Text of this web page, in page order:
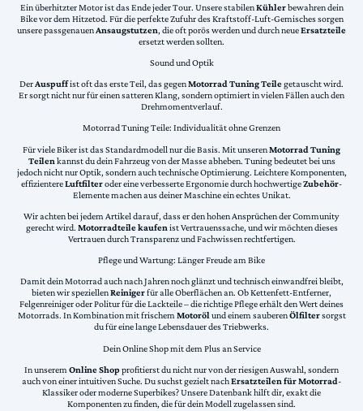
Ein überhitzter Motor ist das Ende jeder Tour. Unsere stabilenKühlerbewahren dein
Bike vor dem Hitzetod. Für die perfekte Zufuhr des Kraftstoff-Luft-Gemisches sorgen
unsere passgenauenAnsaugstutzen, die oft porös werden und durch neueErsatzteile
ersetzt werden sollten.
Sound und Optik
DerAuspuffist oft das erste Teil, das gegenMotorrad Tuning Teilegetauscht wird.
Er sorgt nicht nur für einen satteren Klang, sondern optimiert in vielen Fällen auch den
Drehmomentverlauf.
Motorrad Tuning Teile: Individualität ohne Grenzen
Für viele Biker ist das Standardmodell nur die Basis. Mit unserenMotorrad Tuning
Teilen kannst du dein Fahrzeug von der Masse abheben. Tuning bedeutet bei uns
jedoch nicht nur Optik, sondern auch technische Optimierung. Leichtere Komponenten,
effizientereLuftfilteroder eine verbesserte Ergonomie durch hochwertigeZubehör-
Elemente machen aus deiner Maschine ein echtes Unikat.
Wir achten bei jedem Artikel darauf, dass er den hohen Ansprüchen der Community
gerecht wird. Motorradteile kaufen ist Vertrauenssache, und wir möchten dieses
Vertrauen durch Transparenz und Fachwissen rechtfertigen.
Pflege und Wartung: Länger Freude am Bike
Damit dein Motorrad auch nach Jahren noch glänzt und technisch einwandfrei bleibt,
bieten wir speziellenReinigerfür alle Oberflächen an. Ob Kettenfett-Entferner,
Felgenreiniger oder Politur für die Lackteile – die richtige Pflege erhält den Wert deines
Motorrads. In Kombination mit frischemMotorölund einem sauberenÖlfiltersorgst
du für eine lange Lebensdauer des Triebwerks.
Dein Online Shop mit dem Plus an Service
In unserem Online Shopprofitierst du nicht nur von der riesigen Auswahl, sondern
auch von einer intuitiven Suche. Du suchst gezielt nachErsatzteilen für Motorrad-
Klassiker oder moderne Superbikes? Unsere Datenbank hilft dir, exakt die
Komponenten zu finden, die für dein Modell zugelassen sind.